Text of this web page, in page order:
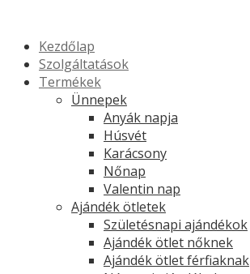
Kezdőlap
Szolgáltatások
Termékek
Ünnepek
Anyák napja
Húsvét
Karácsony
Nőnap
Valentin nap
Ajándék ötletek
Születésnapi ajándékok
Ajándék ötlet nőknek
Ajándék ötlet férfiaknak